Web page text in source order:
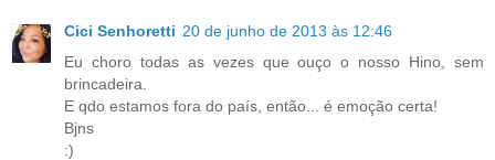
Cici Senhoretti 20 de junho de 2013 às 12:46
Eu choro todas as vezes que ouço o nosso Hino, sem
brincadeira.
E qdo estamos fora do país, então... é emoção certa!
Bjns
:)